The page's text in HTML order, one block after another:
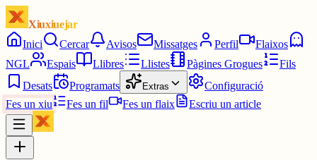
Xiuxiuejar
Inici
Cercar Avisos Missatges Perfil
Flaixos
NGL
Espais Llibres Llistes Pàgines Grogues
Fils
Desats
Programats Extras
Configuració
Fes un xiu
Fes un fil Fes un flaix Escriu un article